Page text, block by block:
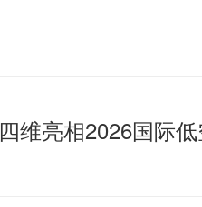
维亮相2026国际